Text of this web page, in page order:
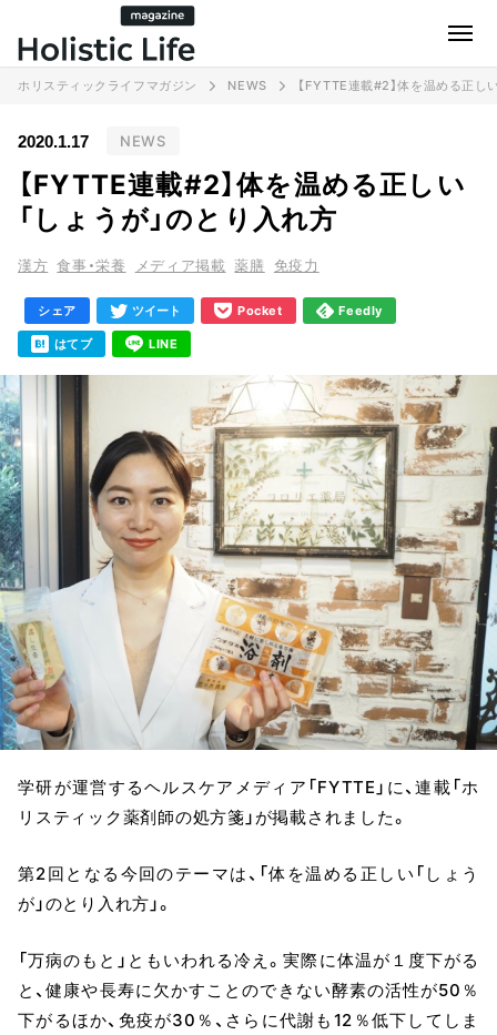
ホリスティックライフマガジン NEWS 【FYTTE連載#2】体を温める正し
2020.1.17 NEWS
【FYTTE連載#2】体を温める正しい
「しょうが」のとり入れ方
漢方 食事・栄養 メディア掲載 薬膳 免疫力
シェア ツイート Pocket
Feedly
はてブ
LINE
学研が運営するヘルスケアメディア「FYTTE」に、連載「ホ
リスティック薬剤師の処方箋」が掲載されました。
第2回となる今回のテーマは、「体を温める正しい「しょう
が」のとり入れ方」。
「万病のもと」ともいわれる冷え。実際に体温が１度下がる
と、健康や長寿に欠かすことのできない酵素の活性が50％
下がるほか、免疫が30％、さらに代謝も12％低下してしま